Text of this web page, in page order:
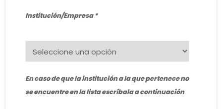
Institución/Empresa
En caso de que la institución a la que pertenece no
se encuentre en la lista escríbala a continuación